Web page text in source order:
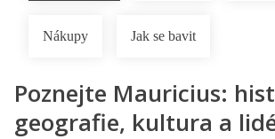
Nákupy Jak se bavit
Poznejte Mauricius:
geografie, kultura a